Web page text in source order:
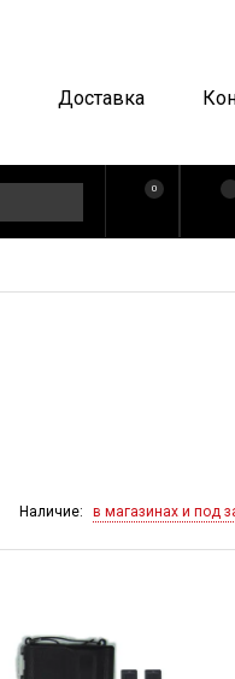
Доставка
0
Наличие: в магазинах и под